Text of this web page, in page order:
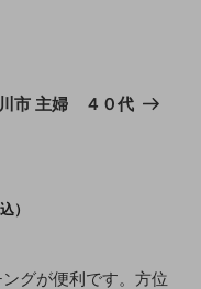
川市 主婦 ４０代
）
グが便利です。方位